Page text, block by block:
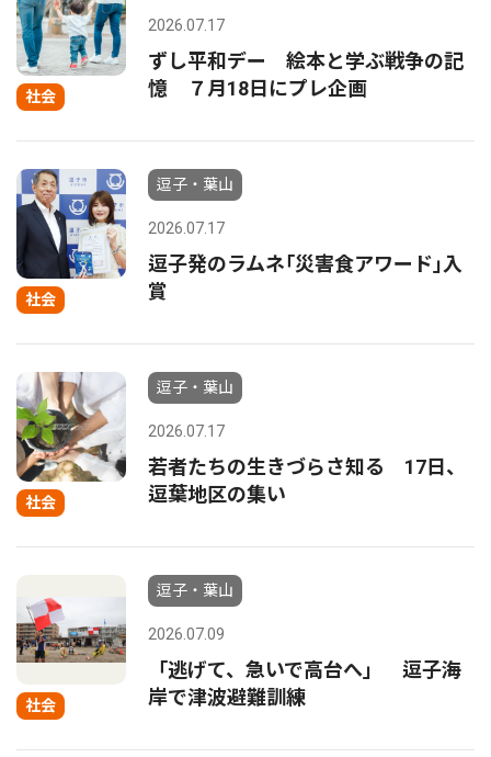
社会
2026.07.17
ずし平和デー 絵本と学ぶ戦争の記
憶 ７月18日にプレ企画
社会
逗子・葉山
2026.07.17
逗子発のラムネ｢災害食アワード｣入
賞
社会
逗子・葉山
2026.07.17
若者たちの生きづらさ知る 17日、
逗葉地区の集い
社会
逗子・葉山
2026.07.09
「逃げて、急いで高台へ」 逗子海
岸で津波避難訓練